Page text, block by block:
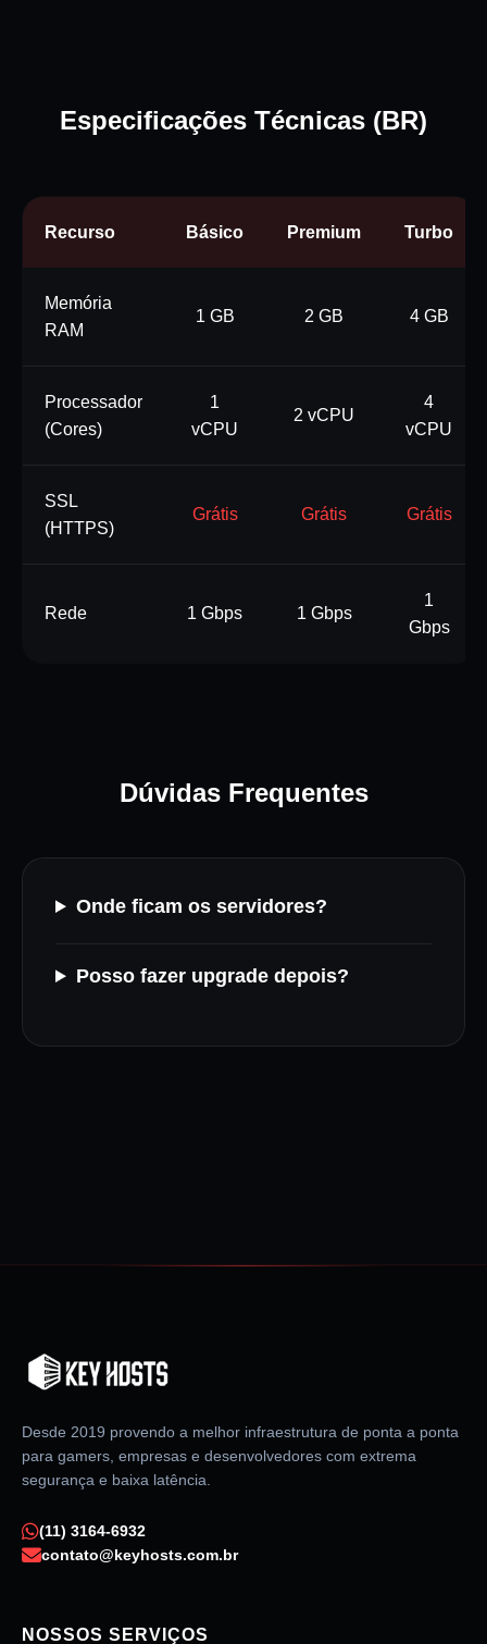
Especificações Técnicas (BR)
Recurso Básico Premium Turbo
Memória
RAM
1 GB 2 GB 4 GB
Processador
(Cores)
1
vCPU
2 vCPU
4
vCPU
SSL
(HTTPS)
Grátis Grátis Grátis
Rede 1 Gbps 1 Gbps
1
Gbps
Dúvidas Frequentes
Onde ficam os servidores?
Posso fazer upgrade depois?
Desde 2019 provendo a melhor infraestrutura de ponta a ponta
para gamers, empresas e desenvolvedores com extrema
segurança e baixa latência.
(11) 3164-6932
contato@keyhosts.com.br
NOSSOS SERVIÇOS